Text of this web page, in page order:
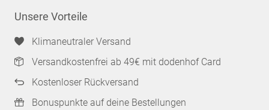
Unsere Vorteile
Klimaneutraler Versand
Versandkostenfrei ab 49€ mit dodenhof Card
Kostenloser Rückversand
Bonuspunkte auf deine Bestellungen